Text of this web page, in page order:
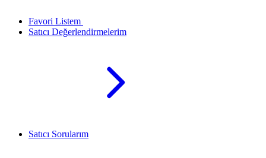
Favori Listem
Satıcı Değerlendirmelerim
Satıcı Sorularım